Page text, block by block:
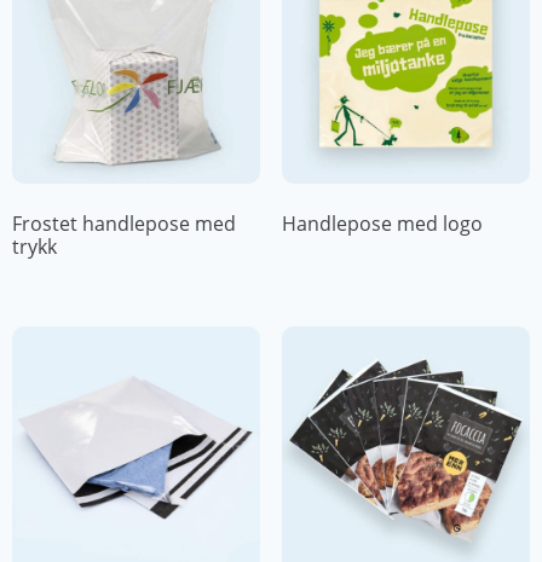
Frostet handlepose med
trykk
Handlepose med logo